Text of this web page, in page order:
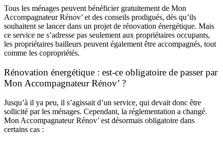
Tous les ménages peuvent bénéficier gratuitement de Mon
Accompagnateur Rénov’ et des conseils prodigués, dès qu’ils
souhaitent se lancer dans un projet de rénovation énergétique. Mais
ce service ne s’adresse pas seulement aux propriétaires occupants,
les propriétaires bailleurs peuvent également être accompagnés, tout
comme les copropriétés.
Rénovation énergétique : est-ce obligatoire de passer par
Mon Accompagnateur Rénov’ ?
Jusqu’à il ya peu, il s’agissait d’un service, qui devait donc être
sollicité par les ménages. Cependant, la réglementation a changé.
Mon Accompagnateur Rénov’ est désormais obligatoire dans
certains cas :